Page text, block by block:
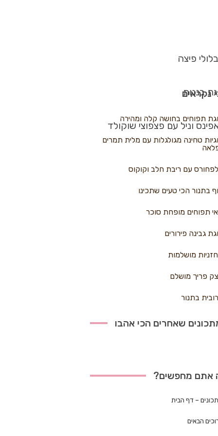
פיצה
בננות
וניל עם פצפוצי שוקולד
נקראים
תפוחים בחושה קלה ומהירה
טחינה מגולגלות עם מלית תמרים
עם ריבת חלב וקוקוס
בתנור הכי טעים שתכינו
תפוחים מופחת סוכר
גבינה פירורים
מושלמות
פריך מושלם
בתנור
שאחרים הכי אהבו
אתם מחפשים?
– דף הבית
הבאים